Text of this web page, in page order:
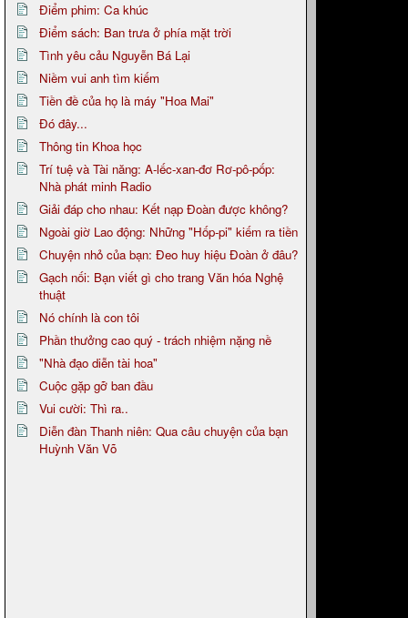
Điểm phim: Ca khúc
Điểm sách: Ban trưa ở phía mặt trời
Tình yêu cảu Nguyễn Bá Lại
Niềm vui anh tìm kiếm
Tiền đề của họ là máy "Hoa Mai"
Đó đây...
Thông tin Khoa học
Trí tuệ và Tài năng: A-lếc-xan-đơ Rơ-pô-pốp:
Nhà phát minh Radio
Giải đáp cho nhau: Kết nạp Đoàn được không?
Ngoài giờ Lao động: Những "Hốp-pi" kiếm ra tiền
Chuyện nhỏ của bạn: Đeo huy hiệu Đoàn ở đâu?
Gạch nối: Bạn viết gì cho trang Văn hóa Nghệ
thuật
Nó chính là con tôi
Phần thưởng cao quý - trách nhiệm nặng nề
"Nhà đạo diễn tài hoa"
Cuộc gặp gỡ ban đầu
Vui cười: Thì ra..
Diễn đàn Thanh niên: Qua câu chuyện của bạn
Huỳnh Văn Võ